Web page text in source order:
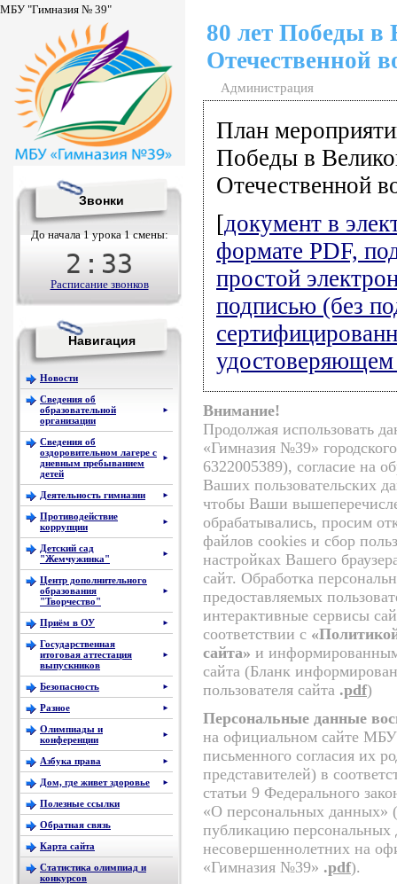
МБУ "Гимназия № 39"
80 лет Победы в
Отечественной
Администрация
План
Победы в
Отечественной
[документ в
формате PDF,
простой
подписью (без
удостоверяющем
Внимание!
Продолжая использовать
«Гимназия №39»
6322005389), согласие на
Ваших пользовательских
чтобы Ваши
обрабатывались, просим
файлов cookies и сбор
настройках Вашего
сайт. Обработка
предоставляемых
интерактивные сервисы
соответствии с
сайта» и информированным
сайта (Бланк
пользователя сайта .pdf)
Персональные данные
на официальном сайте
письменного согласия их
представителей) в
статьи 9 Федерального
«О персональных данных»
публикацию персональных
несовершеннолетних на
«Гимназия №39» .pdf).
Звонки
До начала 1 урока 1 смены:
2 : 33
Расписание звонков
Навигация
Новости
Сведения об
образовательной
организации
►
Сведения об
оздоровительном лагере с
дневным пребыванием
детей
►
Деятельность гимназии ►
Противодействие
коррупции
►
Детский сад
"Жемчужинка"
►
Центр дополнительного
образования
"Творчество"
►
Приём в ОУ ►
Государственная
итоговая аттестация
выпускников
►
Безопасность ►
Разное ►
Олимпиады и
конференции
►
Азбука права ►
Дом, где живет здоровье ►
Полезные ссылки
Обратная связь
Карта сайта
Статистика олимпиад и
конкурсов